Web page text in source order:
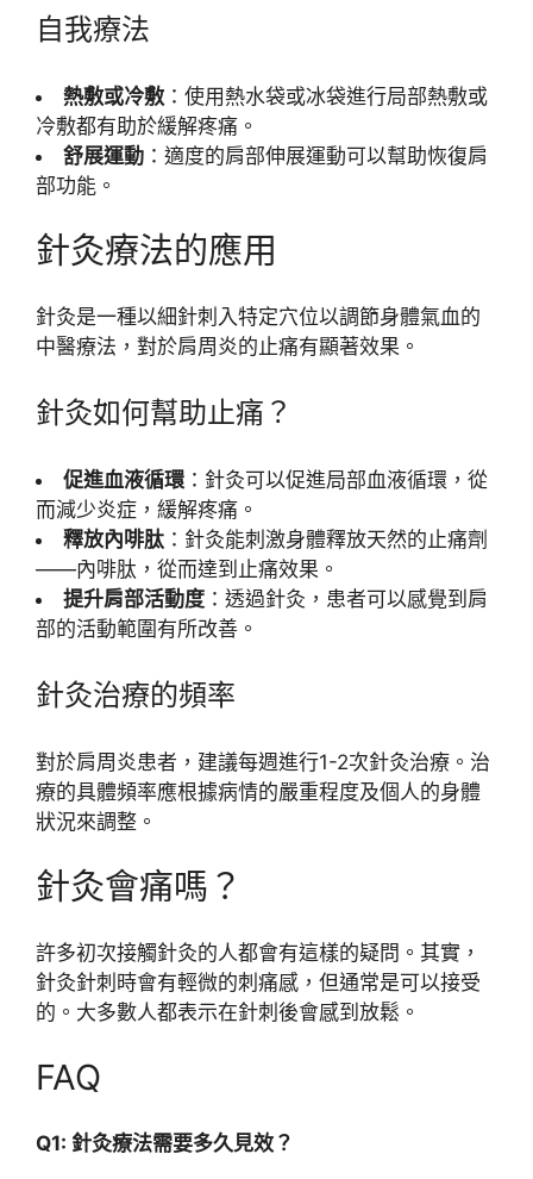
自我療法
熱敷或冷敷 ：使用熱水袋或冰袋進行局部熱敷或
冷敷都有助於緩解疼痛。
舒展運動 ：適度的肩部伸展運動可以幫助恢復肩
部功能。
針灸療法的應用
針灸是一種以細針刺入特定穴位以調節身體氣血的
中醫療法，對於肩周炎的止痛有顯著效果。
針灸如何幫助止痛？
促進血液循環 ：針灸可以促進局部血液循環，從
而減少炎症，緩解疼痛。
釋放內啡肽 ：針灸能刺激身體釋放天然的止痛劑
——內啡肽，從而達到止痛效果。
提升肩部活動度 ：透過針灸，患者可以感覺到肩
部的活動範圍有所改善。
針灸治療的頻率
對於肩周炎患者，建議每週進行1-2次針灸治療。治
療的具體頻率應根據病情的嚴重程度及個人的身體
狀況來調整。
針灸會痛嗎？
許多初次接觸針灸的人都會有這樣的疑問。其實，
針灸針刺時會有輕微的刺痛感，但通常是可以接受
的。大多數人都表示在針刺後會感到放鬆。
FAQ
Q1: 針灸療法需要多久見效？